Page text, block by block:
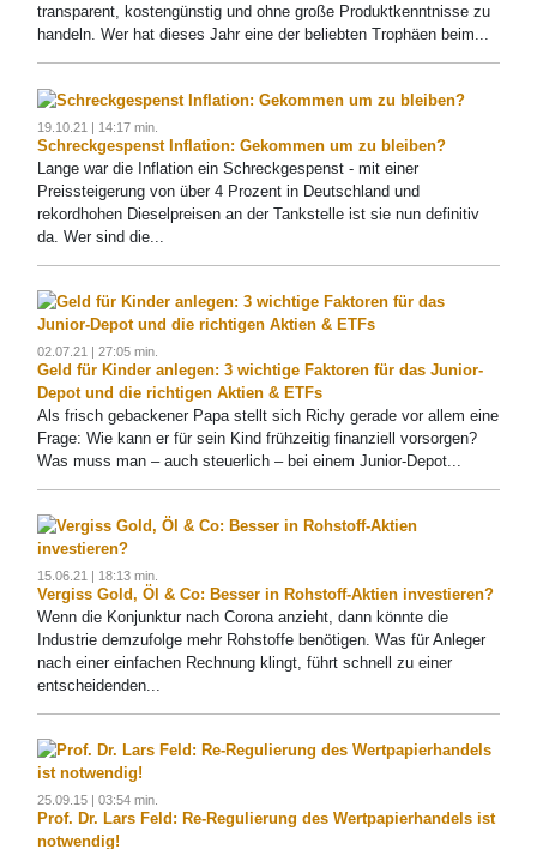
transparent, kostengünstig und ohne große Produktkenntnisse zu
handeln. Wer hat dieses Jahr eine der beliebten Trophäen beim...
19.10.21 | 14:17 min.
Schreckgespenst Inflation: Gekommen um zu bleiben?
Lange war die Inflation ein Schreckgespenst - mit einer
Preissteigerung von über 4 Prozent in Deutschland und
rekordhohen Dieselpreisen an der Tankstelle ist sie nun definitiv
da. Wer sind die...
02.07.21 | 27:05 min.
Geld für Kinder anlegen: 3 wichtige Faktoren für das Junior-
Depot und die richtigen Aktien & ETFs
Als frisch gebackener Papa stellt sich Richy gerade vor allem eine
Frage: Wie kann er für sein Kind frühzeitig finanziell vorsorgen?
Was muss man – auch steuerlich – bei einem Junior-Depot...
15.06.21 | 18:13 min.
Vergiss Gold, Öl & Co: Besser in Rohstoff-Aktien investieren?
Wenn die Konjunktur nach Corona anzieht, dann könnte die
Industrie demzufolge mehr Rohstoffe benötigen. Was für Anleger
nach einer einfachen Rechnung klingt, führt schnell zu einer
entscheidenden...
25.09.15 | 03:54 min.
Prof. Dr. Lars Feld: Re-Regulierung des Wertpapierhandels ist
notwendig!